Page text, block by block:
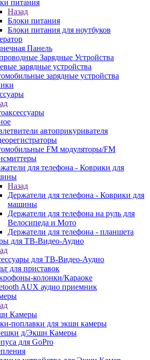
питания
Назад
Блоки питания
Блоки питания для ноутбуков
Панель
Зарядные Устройства
зарядные устройства
зарядные устройства
автоприкуривателя
FM модуляторы/FM
для телефона - Коврики для
Назад
Держатели для телефона - Коврики для
машины
Держатели для телефона на руль для
Велосипеда и Мото
Держатели для телефона - планшета
для ТВ-Видео-Аудио
для ТВ-Видео-Аудио
для приставок
колонки/Караоке
AUX аудио приемник
Камеры
поплавки для экшн камеры
д/Экшн Камеры
для GoPro